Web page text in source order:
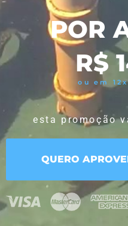
POR
R$
ou em
esta promoção
QUERO